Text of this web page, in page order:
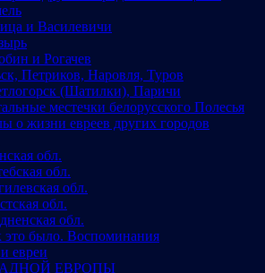
и Василевичи
и Рогачев
Петриков, Наровля, Туров
(Шатилки), Паричи
местечки белорусского Полесья
о жизни евреев других городов
обл.
обл.
обл.
обл.
обл.
это было. Воспоминания
евреи
ЕВРОПЫ